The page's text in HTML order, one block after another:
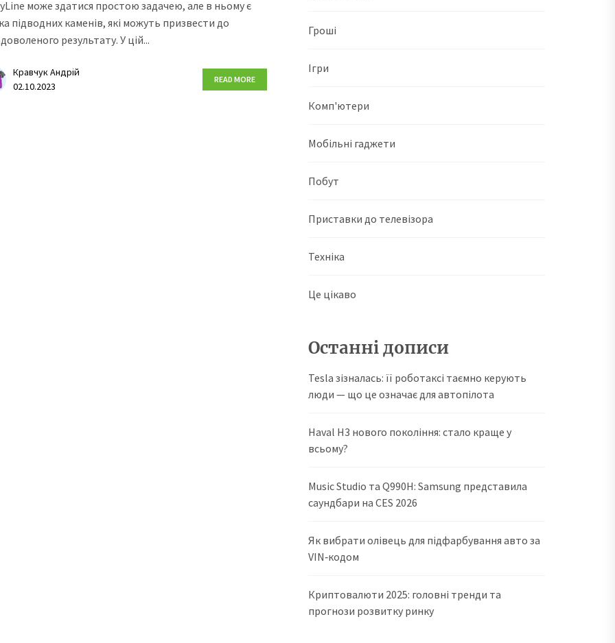
може здатися простою задачею, але в ньому є
підводних каменів, які можуть призвести до
результату. У цій...
Кравчук Андрій
02.10.2023
READ MORE
Гроші
Ігри
Комп'ютери
Мобільні гаджети
Побут
Приставки до телевізора
Техніка
Це цікаво
Останні дописи
Tesla зізналась: її роботаксі таємно керують
люди — що це означає для автопілота
Haval H3 нового покоління: стало краще у
всьому?
Music Studio та Q990H: Samsung представила
саундбари на CES 2026
Як вибрати олівець для підфарбування авто за
VIN‑кодом
Криптовалюти 2025: головні тренди та
прогнози розвитку ринку